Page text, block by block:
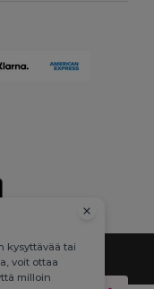
Kartta
kysyttävää tai
voit ottaa
milloin